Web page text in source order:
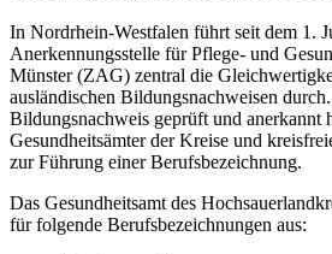
In Nordrhein-Westfalen führt seit dem 1.
Anerkennungsstelle für Pflege- und
Münster (ZAG) zentral die
ausländischen Bildungsnachweisen
Bildungsnachweis geprüft und anerkannt
Gesundheitsämter der Kreise und
zur Führung einer Berufsbezeichnung.
Das Gesundheitsamt des
für folgende Berufsbezeichnungen aus: